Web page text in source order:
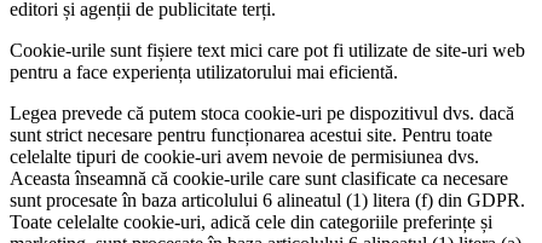
editori și agenții de publicitate terți.
Cookie-urile sunt fișiere text mici care pot fi utilizate de site-uri web
pentru a face experiența utilizatorului mai eficientă.
Legea prevede că putem stoca cookie-uri pe dispozitivul dvs. dacă
sunt strict necesare pentru funcționarea acestui site. Pentru toate
celelalte tipuri de cookie-uri avem nevoie de permisiunea dvs.
Aceasta înseamnă că cookie-urile care sunt clasificate ca necesare
sunt procesate în baza articolului 6 alineatul (1) litera (f) din GDPR.
Toate celelalte cookie-uri, adică cele din categoriile preferințe și